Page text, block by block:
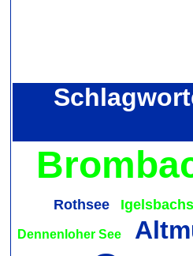
Rothsee
Dennenloher See